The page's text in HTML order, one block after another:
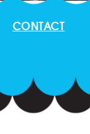
CONTACT